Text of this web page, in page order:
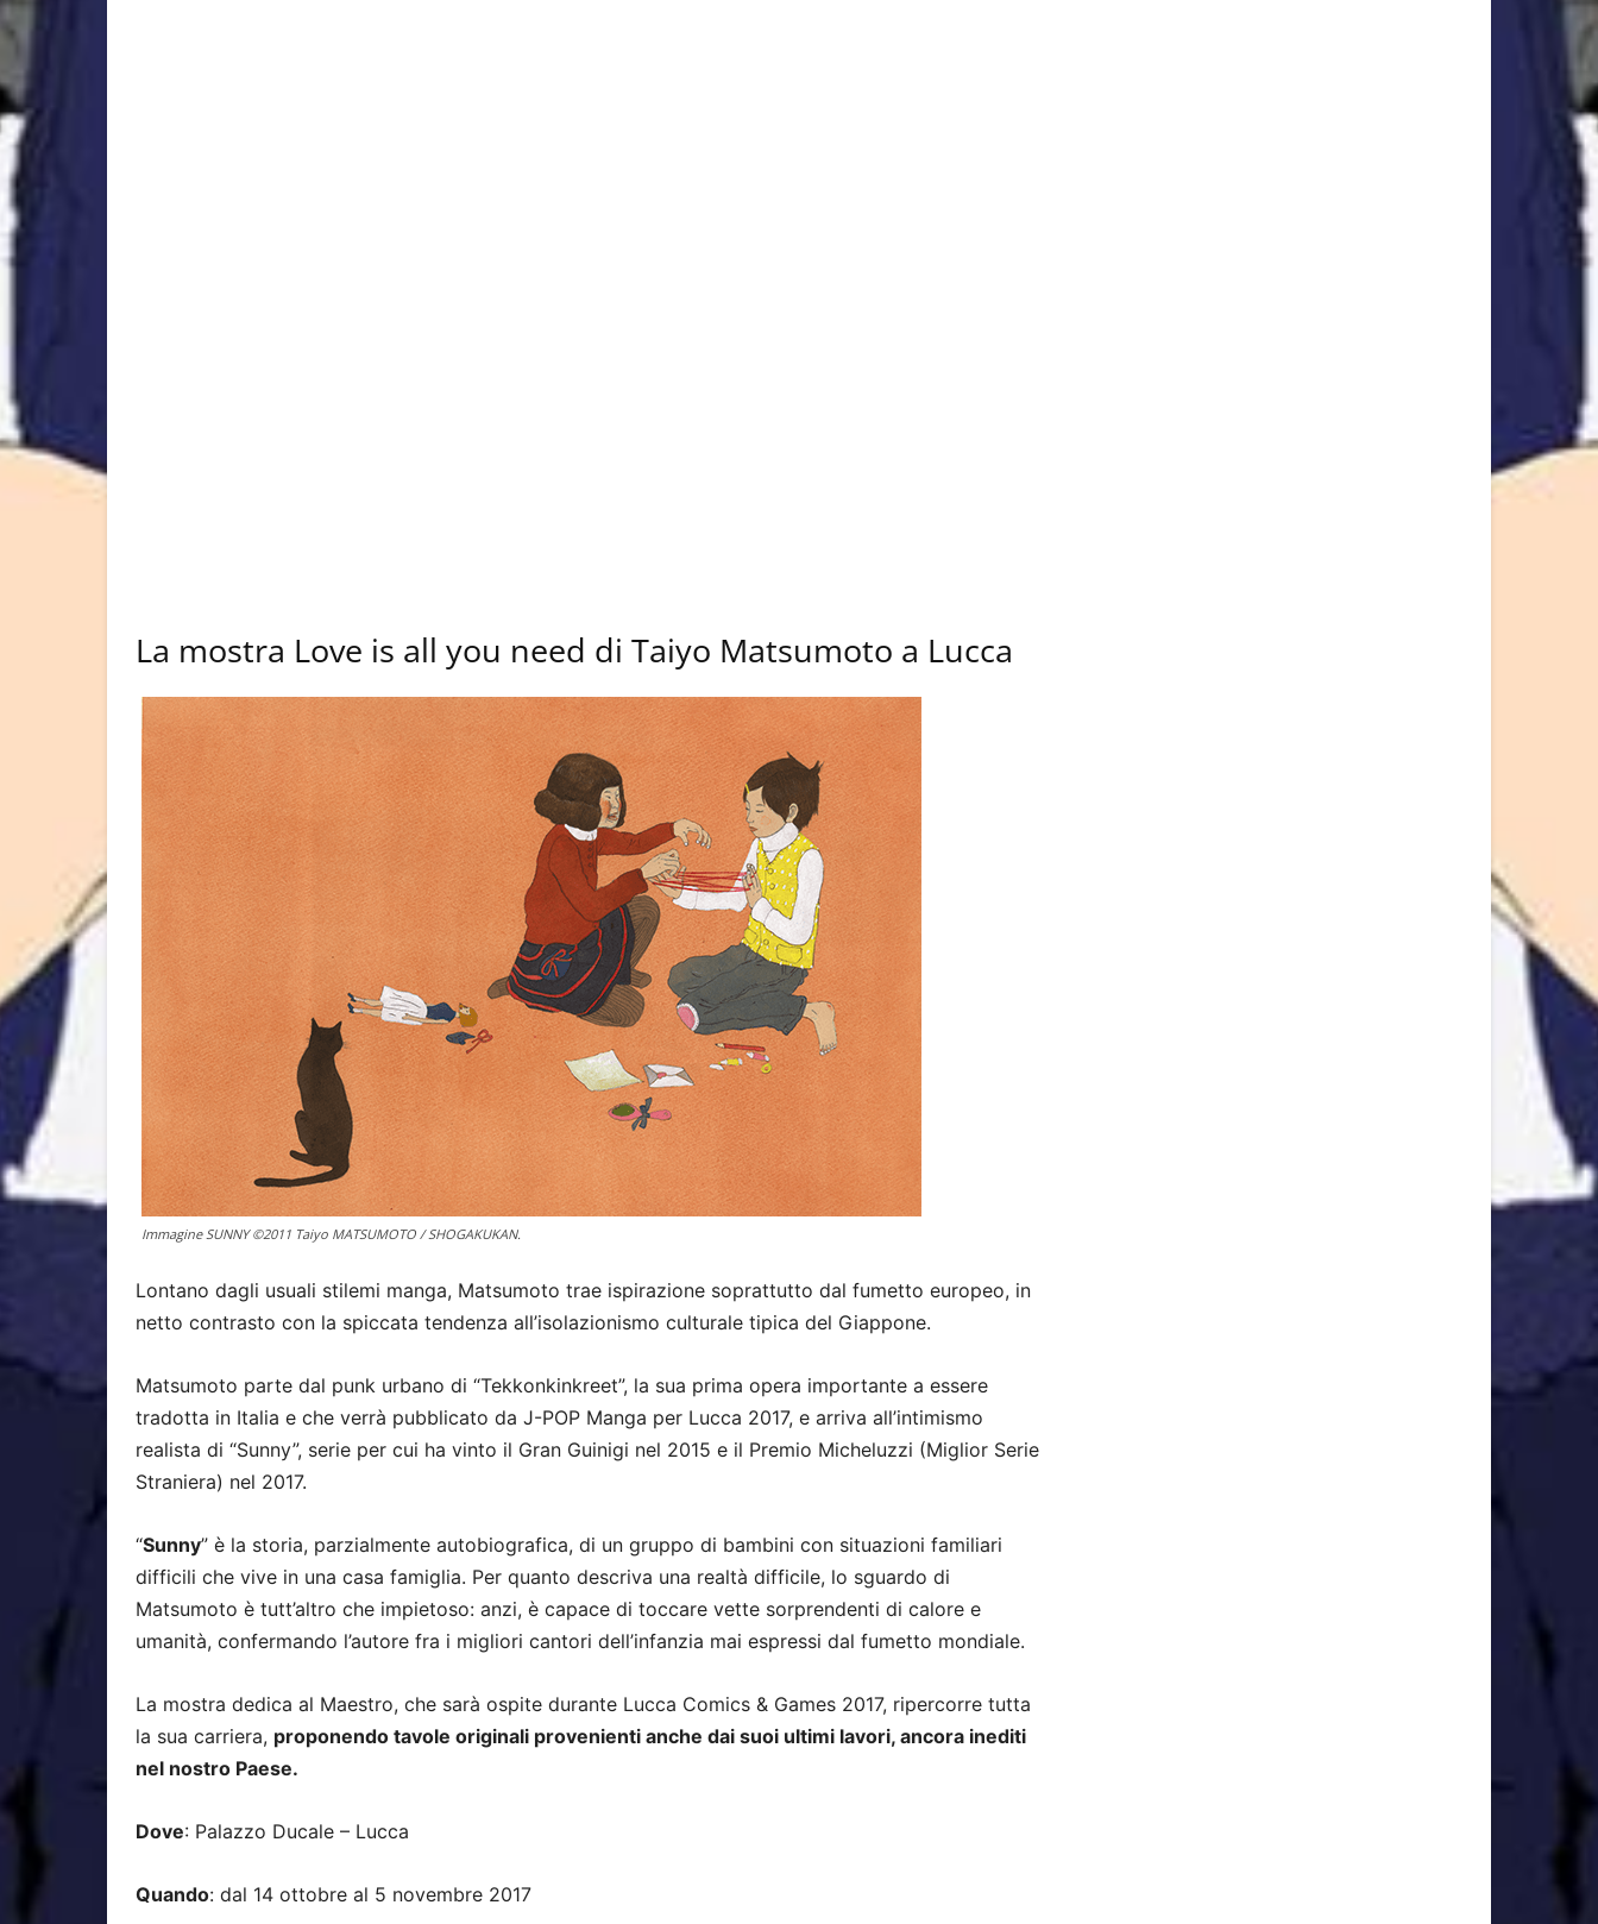
La mostra Love is all you need di Taiyo Matsumoto a Lucca
Immagine SUNNY ©2011 Taiyo MATSUMOTO / SHOGAKUKAN.
Lontano dagli usuali stilemi manga, Matsumoto trae ispirazione soprattutto dal fumetto europeo, in
netto contrasto con la spiccata tendenza all’isolazionismo culturale tipica del Giappone.
Matsumoto parte dal punk urbano di “Tekkonkinkreet”, la sua prima opera importante a essere
tradotta in Italia e che verrà pubblicato da J-POP Manga per Lucca 2017, e arriva all’intimismo
realista di “Sunny”, serie per cui ha vinto il Gran Guinigi nel 2015 e il Premio Micheluzzi (Miglior Serie
Straniera) nel 2017.
“Sunny” è la storia, parzialmente autobiografica, di un gruppo di bambini con situazioni familiari
difficili che vive in una casa famiglia. Per quanto descriva una realtà difficile, lo sguardo di
Matsumoto è tutt’altro che impietoso: anzi, è capace di toccare vette sorprendenti di calore e
umanità, confermando l’autore fra i migliori cantori dell’infanzia mai espressi dal fumetto mondiale.
La mostra dedica al Maestro, che sarà ospite durante Lucca Comics & Games 2017, ripercorre tutta
la sua carriera, proponendo tavole originali provenienti anche dai suoi ultimi lavori, ancora inediti
nel nostro Paese.
Dove: Palazzo Ducale – Lucca
Quando: dal 14 ottobre al 5 novembre 2017